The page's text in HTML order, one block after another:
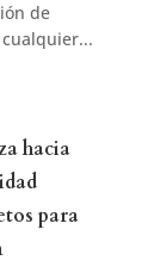
de
hacia
para